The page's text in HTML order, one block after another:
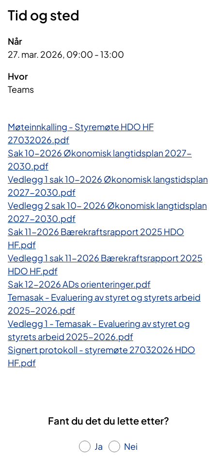
Tid og sted
Når
27. mar. 2026, 09:00 - 13:00
Hvor
Teams
Møteinnkalling - Styremøte HDO HF
27032026.pdf
Sak 10-2026 Økonomisk langtidsplan 2027-
2030.pdf
Vedlegg 1 sak 10-2026 Økonomisk langstidsplan
2027-2030.pdf
Vedlegg 2 sak 10- 2026 Økonomisk langtidsplan
2027-2030.pdf
Sak 11-2026 Bærekraftsrapport 2025 HDO
HF.pdf
Vedlegg 1 sak 11-2026 Bærekraftsrapport 2025
HDO HF.pdf
Sak 12-2026 ADs orienteringer.pdf
Temasak - Evaluering av styret og styrets arbeid
2025-2026.pdf
Vedlegg 1 - Temasak - Evaluering av styret og
styrets arbeid 2025-2026.pdf
Signert protokoll - styremøte 27032026 HDO
HF.pdf
Fant du det du lette etter?
Ja Nei